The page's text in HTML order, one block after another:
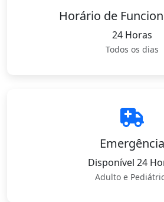
Horário de
24 Horas
Todos os dias
Emergência
Disponível 24
Adulto e